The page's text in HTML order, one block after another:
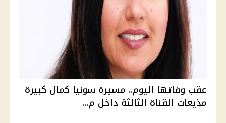
عقب وفاتها اليوم.. مسيرة سونيا كمال كبيرة
مذيعات القناة الثالثة داخل م...